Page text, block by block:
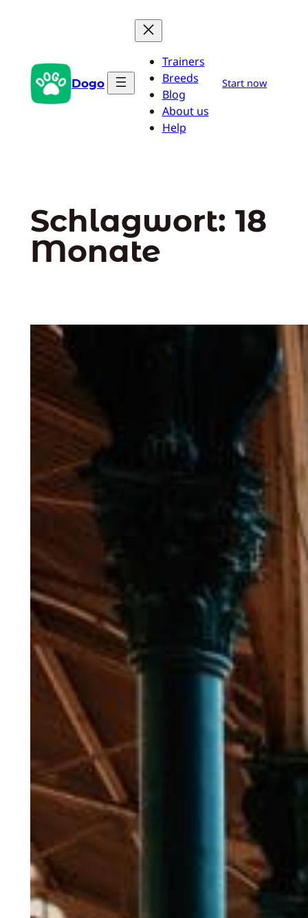
Dogo
Trainers
Breeds
Blog
About us
Help
Start now
Schlagwort: 18
Monate